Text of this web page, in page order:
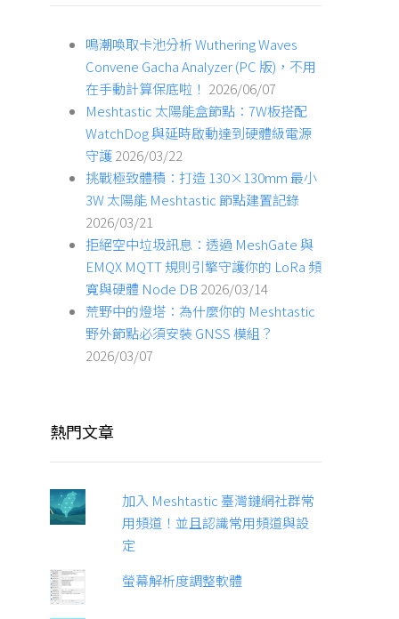
鳴潮喚取卡池分析 Wuthering Waves
Convene Gacha Analyzer (PC 版)，不用
在手動計算保底啦！ 2026/06/07
Meshtastic 太陽能盒節點：7W板搭配
WatchDog 與延時啟動達到硬體級電源
守護2026/03/22
挑戰極致體積：打造 130×130mm 最小
3W 太陽能 Meshtastic 節點建置記錄
2026/03/21
拒絕空中垃圾訊息：透過 MeshGate 與
EMQX MQTT 規則引擎守護你的 LoRa 頻
寬與硬體 Node DB 2026/03/14
荒野中的燈塔：為什麼你的 Meshtastic
野外節點必須安裝 GNSS 模組？
2026/03/07
熱門文章
加入 Meshtastic 臺灣鏈網社群常
用頻道！並且認識常用頻道與設
定
螢幕解析度調整軟體